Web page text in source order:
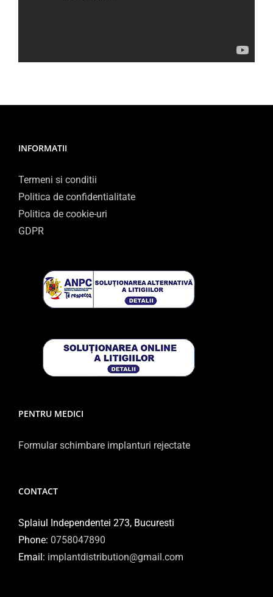
INFORMATII
Termeni si conditii
Politica de confidentialitate
Politica de cookie-uri
GDPR
PENTRU MEDICI
Formular schimbare implanturi rejectate
CONTACT
Splaiul Independentei 273, Bucuresti
Phone: 0758047890
Email: implantdistribution@gmail.com